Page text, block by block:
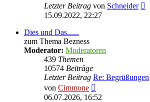
Letzter Beitrag von Schneider
15.09.2022, 22:27
Dies und Das......
zum Thema Bezness
Moderator: Moderatoren
439 Themen
10574 Beiträge
Letzter Beitrag Re: Begrüßungen
von Cimmone
Beitrag
06.07.2026, 16:52